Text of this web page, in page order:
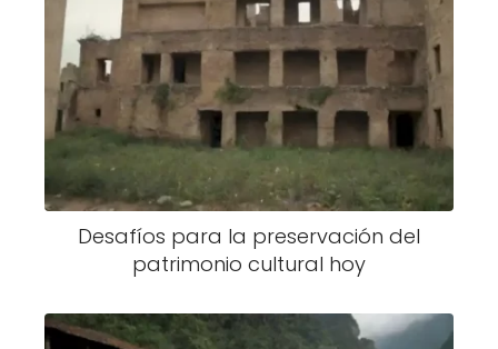
Desafíos para la preservación del
patrimonio cultural hoy